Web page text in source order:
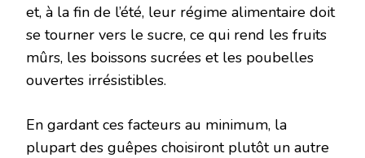
et, à la fin de l’été, leur régime alimentaire doit
se tourner vers le sucre, ce qui rend les fruits
mûrs, les boissons sucrées et les poubelles
ouvertes irrésistibles.
En gardant ces facteurs au minimum, la
plupart des guêpes choisiront plutôt un autre